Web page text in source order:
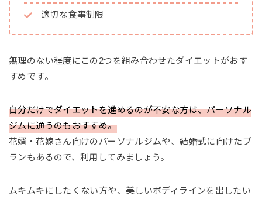
適切な食事制限
無理のない程度にこの2つを組み合わせたダイエットがおす
すめです。
自分だけでダイエットを進めるのが不安な方は、パーソナル
ジムに通うのもおすすめ。
花婿・花嫁さん向けのパーソナルジムや、結婚式に向けたプ
ランもあるので、利用してみましょう。
ムキムキにしたくない方や、美しいボディラインを出したい